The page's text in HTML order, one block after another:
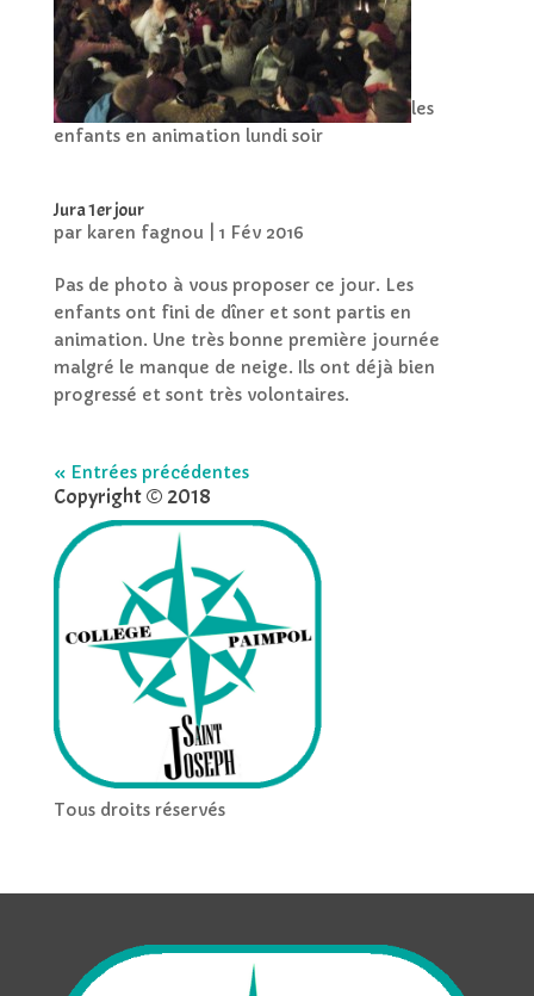
les
enfants en animation lundi soir
Jura 1er jour
par karen fagnou 1 Fév 2016
Pas de photo à vous proposer ce jour. Les
enfants ont fini de dîner et sont partis en
animation. Une très bonne première journée
malgré le manque de neige. Ils ont déjà bien
progressé et sont très volontaires.
« Entrées précédentes
Copyright © 2018
Tous droits réservés